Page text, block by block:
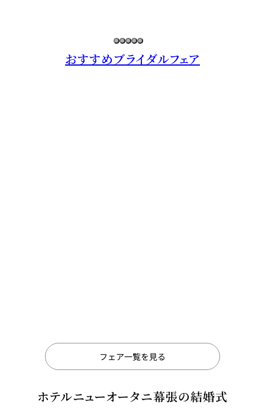
おすすめブライダルフェア
フェア一覧を見る
ホテルニューオータニ幕張の結婚式